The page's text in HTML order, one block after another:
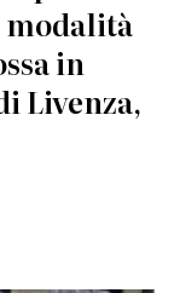
modalità
in
Livenza,